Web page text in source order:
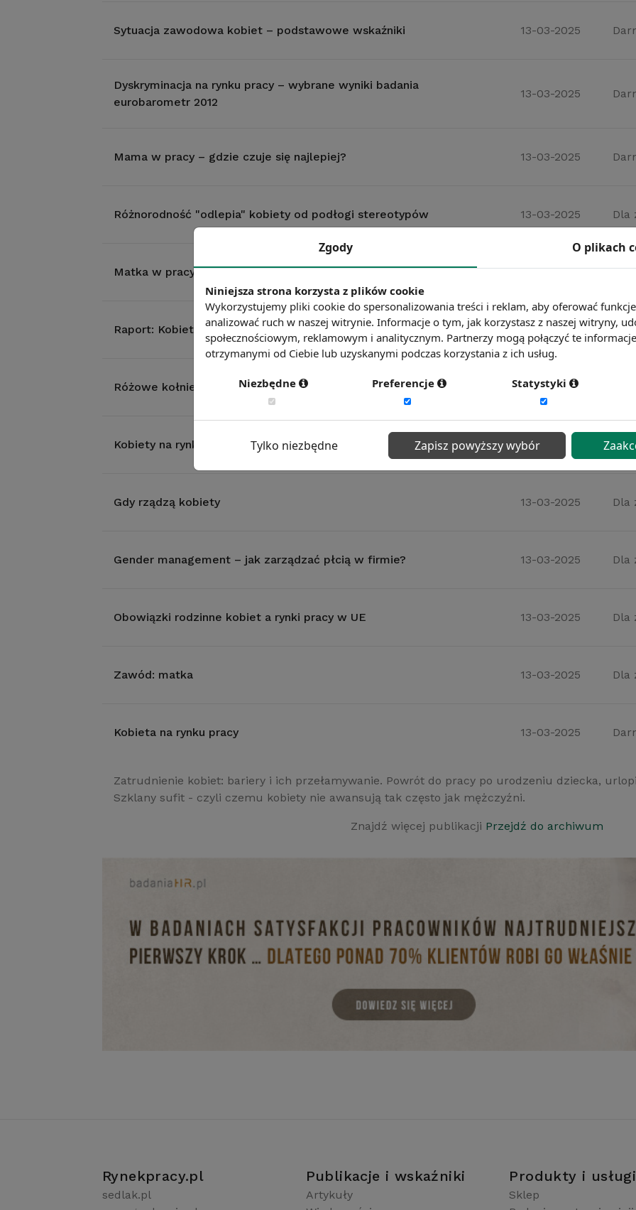
Sytuacja zawodowa kobiet – podstawowe wskaźniki 13-03-2025
Dyskryminacja na rynku pracy – wybrane wyniki badania
eurobarometr 2012
13-03-2025
Mama w pracy – gdzie czuje się najlepiej? 13-03-2025
Różnorodność "odlepia" kobiety od podłogi stereotypów 13-03-2025 Dla
Matka w pracy – udogodnienia dla kobiet wychowujących dzieci 13-03-2025 Dla
Raport: Kobieta na rynku pracy - siedem mitów 13-03-2025
Różowe kołnierzyki – przekleństwo czy szansa? 13-03-2025
Kobiety na rynku pracy. Czy są powody do niepokoju? 13-03-2025 Dla
Gdy rządzą kobiety 13-03-2025 Dla
Gender management – jak zarządzać płcią w firmie? 13-03-2025 Dla
Obowiązki rodzinne kobiet a rynki pracy w UE 13-03-2025 Dla
Zawód: matka 13-03-2025 Dla
Kobieta na rynku pracy 13-03-2025
Zatrudnienie kobiet: bariery i ich przełamywanie. Powrót do pracy po urodzeniu dziecka,
Szklany sufit - czyli czemu kobiety nie awansują tak często jak mężczyźni.
Znajdź więcej publikacji Przejdź do archiwum
Rynekpracy.pl
sedlak.pl
Publikacje i wskaźniki
Artykuły
Produkty i usługi
Sklep
Zgody O plikach
Niniejsza strona korzysta z plików cookie
Wykorzystujemy pliki cookie do spersonalizowania treści i reklam, aby oferować funkcje
analizować ruch w naszej witrynie. Informacje o tym, jak korzystasz z naszej witryny,
społecznościowym, reklamowym i analitycznym. Partnerzy mogą połączyć te
otrzymanymi od Ciebie lub uzyskanymi podczas korzystania z ich usług.
Niezbędne Preferencje Statystyki
Tylko niezbędne Zapisz powyższy wybór